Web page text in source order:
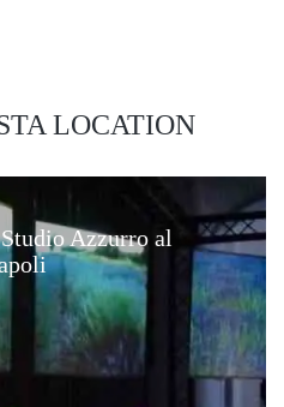
LOCATION
Azzurro al